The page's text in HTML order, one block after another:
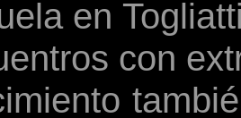
en
con